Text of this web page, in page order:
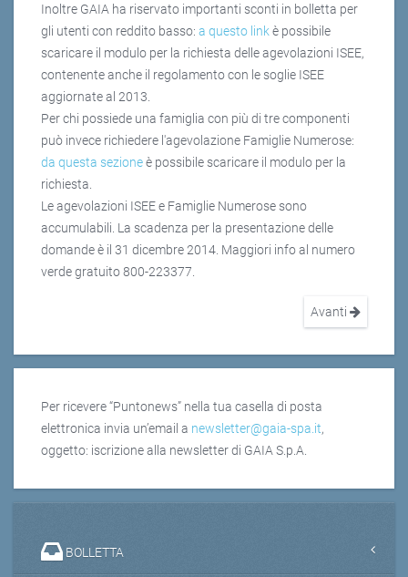
Inoltre GAIA ha riservato importanti sconti in bolletta per
gli utenti con reddito basso: a questo linkè possibile
scaricare il modulo per la richiesta delle agevolazioni ISEE,
contenente anche il regolamento con le soglie ISEE
aggiornate al 2013.
Per chi possiede una famiglia con più di tre componenti
può invece richiedere l'agevolazione Famiglie Numerose:
da questa sezioneè possibile scaricare il modulo per la
richiesta.
Le agevolazioni ISEE e Famiglie Numerose sono
accumulabili. La scadenza per la presentazione delle
domande è il 31 dicembre 2014. Maggiori info al numero
verde gratuito 800-223377.
Avanti
Per ricevere “Puntonews” nella tua casella di posta
elettronica invia un’email a newsletter@gaia-spa.it,
oggetto: iscrizione alla newsletter di GAIA S.p.A.
BOLLETTA